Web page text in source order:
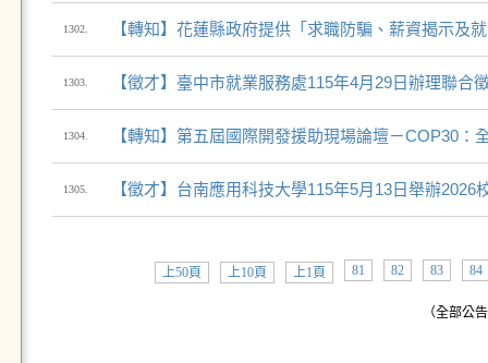
1302. 【轉知】花蓮縣政府提供「求職防騙、薪資揭示及
1303. 【徵才】臺中市就業服務處115年4月29日辦理聯合
1304. 【轉知】第五屆國際開發援助現場論壇－COP30：
1305. 【徵才】台南應用科技大學115年5月13日舉辦2026
上50頁 上10頁 上1頁 81 82 83 84
（全部公